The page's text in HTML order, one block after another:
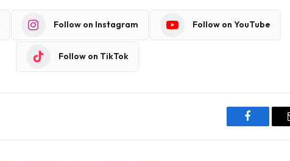
Follow on Instagram Follow on YouTube
Follow on TikTok
Facebook